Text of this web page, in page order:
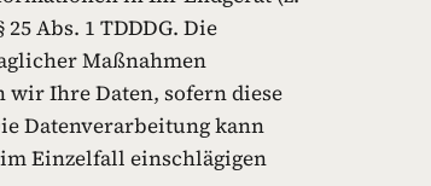
Abs. 1 TDDDG. Die
Maßnahmen
wir Ihre Daten, sofern diese
Datenverarbeitung kann
Einzelfall einschlägigen